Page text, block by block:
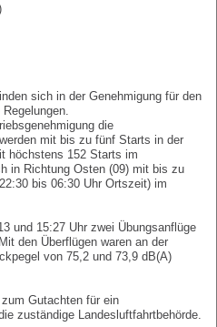
sich in der Genehmigung für den
die
mit bis zu fünf Starts in der
höchstens 152 Starts im
in Richtung Osten (09) mit bis zu
bis 06:30 Uhr Ortszeit) im
und 15:27 Uhr zwei Übungsanflüge
den Überflügen waren an der
von 75,2 und 73,9 dB(A)
Gutachten für ein
zuständige Landesluftfahrtbehörde.